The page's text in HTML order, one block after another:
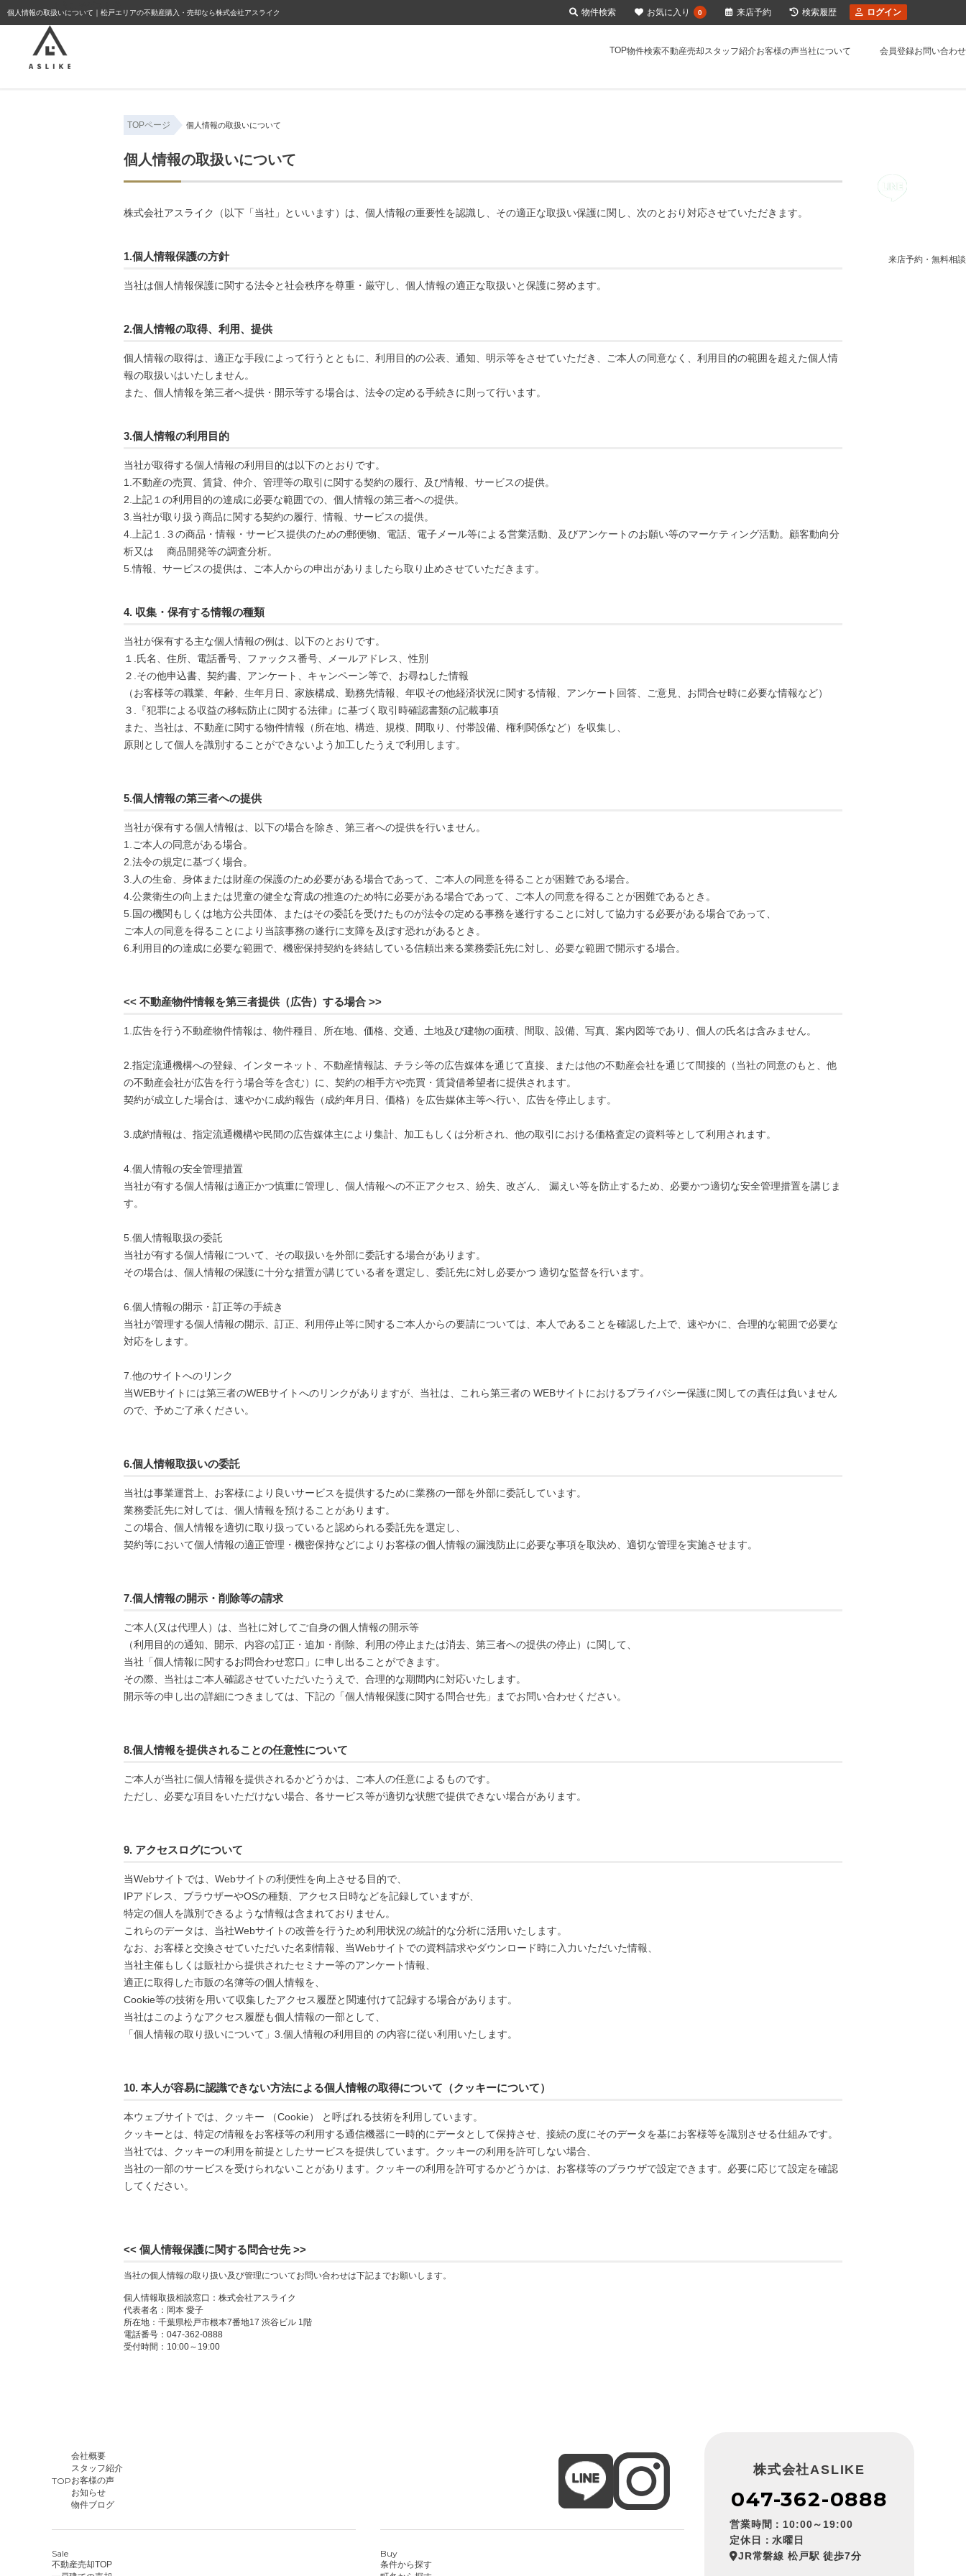
個人情報の取扱いについて｜松戸エリアの不動産購入・売却なら株式会社アスライク
TOP物件検索不動産売却スタッフ紹介お客様の声当社について 会員登録お問い合わせ
来店予約・無料相談
TOPページ 個人情報の取扱いについて
個人情報の取扱いについて
株式会社アスライク（以下「当社」といいます）は、個人情報の重要性を認識し、その適正な取扱い保護に関し、次のとおり対応させていただきます。
1.個人情報保護の方針
当社は個人情報保護に関する法令と社会秩序を尊重・厳守し、個人情報の適正な取扱いと保護に努めます。
2.個人情報の取得、利用、提供
個人情報の取得は、適正な手段によって行うとともに、利用目的の公表、通知、明示等をさせていただき、ご本人の同意なく、利用目的の範囲を超えた個人情
報の取扱いはいたしません。
また、個人情報を第三者へ提供・開示等する場合は、法令の定める手続きに則って行います。
3.個人情報の利用目的
当社が取得する個人情報の利用目的は以下のとおりです。
1.不動産の売買、賃貸、仲介、管理等の取引に関する契約の履行、及び情報、サービスの提供。
2.上記１の利用目的の達成に必要な範囲での、個人情報の第三者への提供。
3.当社が取り扱う商品に関する契約の履行、情報、サービスの提供。
4.上記１.３の商品・情報・サービス提供のための郵便物、電話、電子メール等による営業活動、及びアンケートのお願い等のマーケティング活動。顧客動向分
析又は 商品開発等の調査分析。
5.情報、サービスの提供は、ご本人からの申出がありましたら取り止めさせていただきます。
4. 収集・保有する情報の種類
当社が保有する主な個人情報の例は、以下のとおりです。
１.氏名、住所、電話番号、ファックス番号、メールアドレス、性別
２.その他申込書、契約書、アンケート、キャンペーン等で、お尋ねした情報
（お客様等の職業、年齢、生年月日、家族構成、勤務先情報、年収その他経済状況に関する情報、アンケート回答、ご意見、お問合せ時に必要な情報など）
３.『犯罪による収益の移転防止に関する法律』に基づく取引時確認書類の記載事項
また、当社は、不動産に関する物件情報（所在地、構造、規模、間取り、付帯設備、権利関係など）を収集し、
原則として個人を識別することができないよう加工したうえで利用します。
5.個人情報の第三者への提供
当社が保有する個人情報は、以下の場合を除き、第三者への提供を行いません。
1.ご本人の同意がある場合。
2.法令の規定に基づく場合。
3.人の生命、身体または財産の保護のため必要がある場合であって、ご本人の同意を得ることが困難である場合。
4.公衆衛生の向上または児童の健全な育成の推進のため特に必要がある場合であって、ご本人の同意を得ることが困難であるとき。
5.国の機関もしくは地方公共団体、またはその委託を受けたものが法令の定める事務を遂行することに対して協力する必要がある場合であって、
ご本人の同意を得ることにより当該事務の遂行に支障を及ぼす恐れがあるとき。
6.利用目的の達成に必要な範囲で、機密保持契約を終結している信頼出来る業務委託先に対し、必要な範囲で開示する場合。
<< 不動産物件情報を第三者提供（広告）する場合 >>
1.広告を行う不動産物件情報は、物件種目、所在地、価格、交通、土地及び建物の面積、間取、設備、写真、案内図等であり、個人の氏名は含みません。
2.指定流通機構への登録、インターネット、不動産情報誌、チラシ等の広告媒体を通じて直接、または他の不動産会社を通じて間接的（当社の同意のもと、他
の不動産会社が広告を行う場合等を含む）に、契約の相手方や売買・賃貸借希望者に提供されます。
契約が成立した場合は、速やかに成約報告（成約年月日、価格）を広告媒体主等へ行い、広告を停止します。
3.成約情報は、指定流通機構や民間の広告媒体主により集計、加工もしくは分析され、他の取引における価格査定の資料等として利用されます。
4.個人情報の安全管理措置
当社が有する個人情報は適正かつ慎重に管理し、個人情報への不正アクセス、紛失、改ざん、 漏えい等を防止するため、必要かつ適切な安全管理措置を講じま
す。
5.個人情報取扱の委託
当社が有する個人情報について、その取扱いを外部に委託する場合があります。
その場合は、個人情報の保護に十分な措置が講じている者を選定し、委託先に対し必要かつ 適切な監督を行います。
6.個人情報の開示・訂正等の手続き
当社が管理する個人情報の開示、訂正、利用停止等に関するご本人からの要請については、本人であることを確認した上で、速やかに、合理的な範囲で必要な
対応をします。
7.他のサイトへのリンク
当WEBサイトには第三者のWEBサイトへのリンクがありますが、当社は、これら第三者の WEBサイトにおけるプライバシー保護に関しての責任は負いません
ので、予めご了承ください。
6.個人情報取扱いの委託
当社は事業運営上、お客様により良いサービスを提供するために業務の一部を外部に委託しています。
業務委託先に対しては、個人情報を預けることがあります。
この場合、個人情報を適切に取り扱っていると認められる委託先を選定し、
契約等において個人情報の適正管理・機密保持などによりお客様の個人情報の漏洩防止に必要な事項を取決め、適切な管理を実施させます。
7.個人情報の開示・削除等の請求
ご本人(又は代理人）は、当社に対してご自身の個人情報の開示等
（利用目的の通知、開示、内容の訂正・追加・削除、利用の停止または消去、第三者への提供の停止）に関して、
当社「個人情報に関するお問合わせ窓口」に申し出ることができます。
その際、当社はご本人確認させていただいたうえで、合理的な期間内に対応いたします。
開示等の申し出の詳細につきましては、下記の「個人情報保護に関する問合せ先」までお問い合わせください。
8.個人情報を提供されることの任意性について
ご本人が当社に個人情報を提供されるかどうかは、ご本人の任意によるものです。
ただし、必要な項目をいただけない場合、各サービス等が適切な状態で提供できない場合があります。
9. アクセスログについて
当Webサイトでは、Webサイトの利便性を向上させる目的で、
IPアドレス、ブラウザーやOSの種類、アクセス日時などを記録していますが、
特定の個人を識別できるような情報は含まれておりません。
これらのデータは、当社Webサイトの改善を行うため利用状況の統計的な分析に活用いたします。
なお、お客様と交換させていただいた名刺情報、当Webサイトでの資料請求やダウンロード時に入力いただいた情報、
当社主催もしくは販社から提供されたセミナー等のアンケート情報、
適正に取得した市販の名簿等の個人情報を、
Cookie等の技術を用いて収集したアクセス履歴と関連付けて記録する場合があります。
当社はこのようなアクセス履歴も個人情報の一部として、
「個人情報の取り扱いについて」3.個人情報の利用目的 の内容に従い利用いたします。
10. 本人が容易に認識できない方法による個人情報の取得について（クッキーについて）
本ウェブサイトでは、クッキー （Cookie） と呼ばれる技術を利用しています。
クッキーとは、特定の情報をお客様等の利用する通信機器に一時的にデータとして保持させ、接続の度にそのデータを基にお客様等を識別させる仕組みです。
当社では、クッキーの利用を前提としたサービスを提供しています。クッキーの利用を許可しない場合、
当社の一部のサービスを受けられないことがあります。クッキーの利用を許可するかどうかは、お客様等のブラウザで設定できます。必要に応じて設定を確認
してください。
<< 個人情報保護に関する問合せ先 >>
当社の個人情報の取り扱い及び管理についてお問い合わせは下記までお願いします。
個人情報取扱相談窓口：株式会社アスライク
代表者名：岡本 愛子
所在地：千葉県松戸市根本7番地17 渋谷ビル 1階
電話番号：047-362-0888
受付時間：10:00～19:00
TOP
会社概要
スタッフ紹介
お客様の声
お知らせ
物件ブログ
Sale
不動産売却TOP
Buy
条件から探す
株式会社ASLIKE
047-362-0888
営業時間：10:00～19:00
定休日：水曜日
JR常磐線 松戸駅 徒歩7分
物件検索 お気に入り 0 来店予約 検索履歴 ログイン